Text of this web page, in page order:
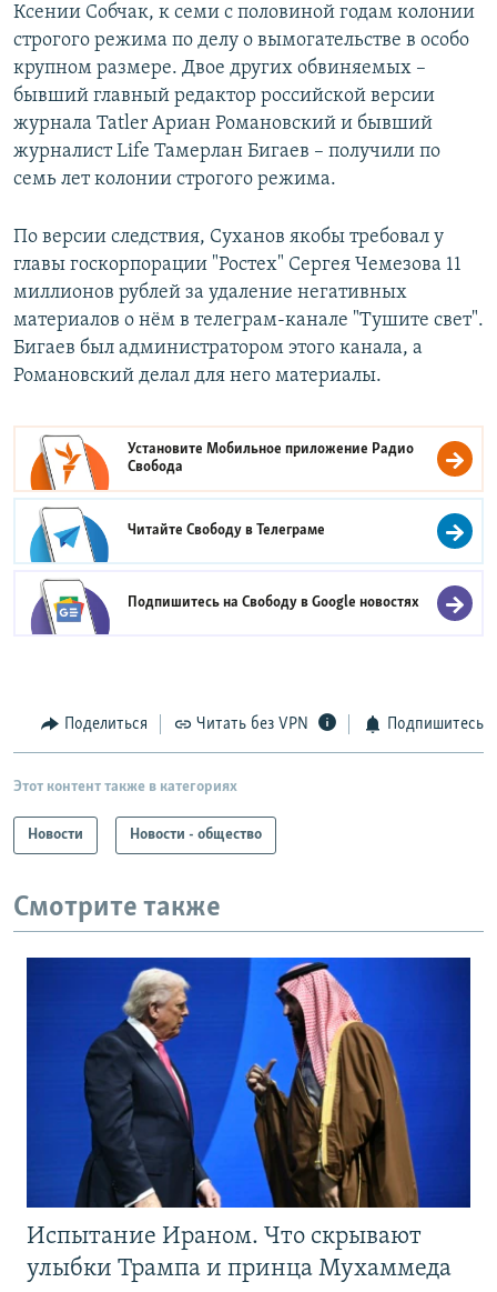
Ксении Собчак, к семи с половиной годам колонии
строгого режима по делу о вымогательстве в особо
крупном размере. Двое других обвиняемых –
бывший главный редактор российской версии
журнала Tatler Ариан Романовский и бывший
журналист Life Тамерлан Бигаев – получили по
семь лет колонии строгого режима.
По версии следствия, Суханов якобы требовал у
главы госкорпорации "Ростех" Сергея Чемезова 11
миллионов рублей за удаление негативных
материалов о нём в телеграм-канале "Тушите свет".
Бигаев был администратором этого канала, а
Романовский делал для него материалы.
Установите Мобильное приложение Радио
Свобода
Читайте Свободу вТелеграме
Подпишитесь на Свободу вGoogle новостях
Поделиться Читать без VPN Подпишитесь
Этот контент также в категориях
Новости Новости - общество
Смотрите также
Испытание Ираном. Что скрывают
улыбки Трампа и принца Мухаммеда